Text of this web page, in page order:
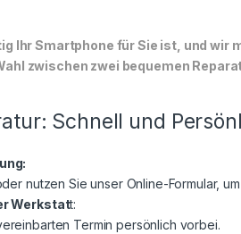
Ihr Smartphone für Sie ist, und wir
zwischen zwei bequemen
Schnell und
nutzen Sie unser Online-Formular,
Werkstatt:
Termin persönlich vorbei.